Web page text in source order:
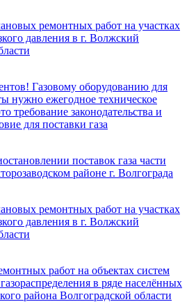
ремонтных работ на участках
давления в г. Волжский
Газовому оборудованию для
нужно ежегодное техническое
требование законодательства и
для поставки газа
поставок газа части
районе г. Волгограда
ремонтных работ на участках
давления в г. Волжский
работ на объектах систем
в ряде населённых
района Волгоградской области